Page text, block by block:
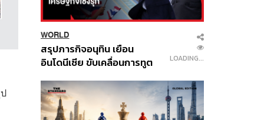
WORLD
สรุปภารกิจอนุทิน เยือน
อินโดนีเซีย ขับเคลื่อนการทูต
ส่วนยุทธศาสตร์ไทย –
อินโดนีเซีย
LOADING...